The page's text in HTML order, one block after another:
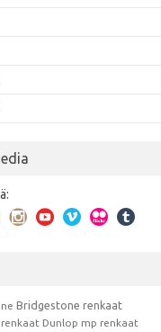
Bridgestone renkaat
renkaat Dunlop mp renkaat